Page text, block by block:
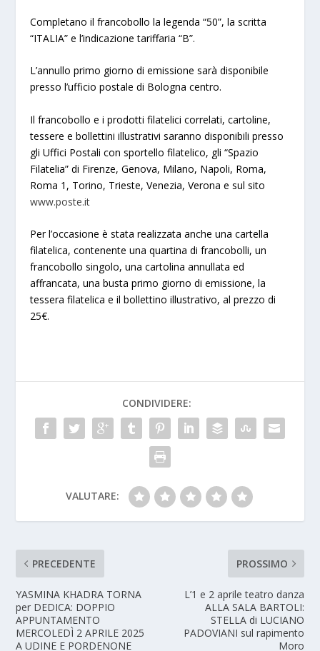
Completano il francobollo la legenda “50”, la scritta
“ITALIA” e l’indicazione tariffaria “B”.
L’annullo primo giorno di emissione sarà disponibile
presso l’ufficio postale di Bologna centro.
Il francobollo e i prodotti filatelici correlati, cartoline,
tessere e bollettini illustrativi saranno disponibili presso
gli Uffici Postali con sportello filatelico, gli “Spazio
Filatelia” di Firenze, Genova, Milano, Napoli, Roma,
Roma 1, Torino, Trieste, Venezia, Verona e sul sito
www.poste.it
Per l’occasione è stata realizzata anche una cartella
filatelica, contenente una quartina di francobolli, un
francobollo singolo, una cartolina annullata ed
affrancata, una busta primo giorno di emissione, la
tessera filatelica e il bollettino illustrativo, al prezzo di
25€.
CONDIVIDERE:
VALUTARE:
PRECEDENTE
YASMINA KHADRA TORNA
per DEDICA: DOPPIO
APPUNTAMENTO
MERCOLEDÌ 2 APRILE 2025
A UDINE E PORDENONE
PROSSIMO
L’1 e 2 aprile teatro danza
ALLA SALA BARTOLI:
STELLA di LUCIANO
PADOVIANI sul rapimento
Moro